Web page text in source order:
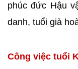
phúc đức Hậu
danh, tuổi già
Công việc tuổi